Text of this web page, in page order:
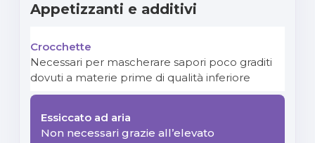
Appetizzanti e additivi
Necessari per mascherare sapori poco graditi
dovuti a materie prime di qualità inferiore
Non necessari grazie all’elevato